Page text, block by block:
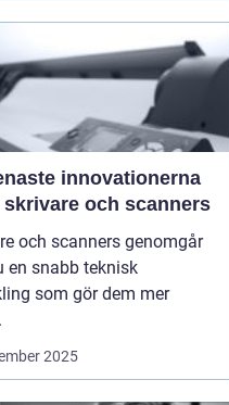
innovationerna
och scanners
och scanners genomgår
en snabb teknisk
som gör dem mer
2025